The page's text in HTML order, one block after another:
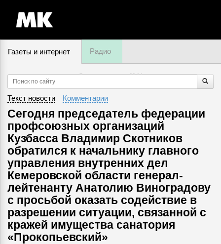
Газеты и интернет Радио
7 августа, пятница,22:14
Текст новости Комментарии
Сегодня председатель федерации
профсоюзных организаций
Кузбасса Владимир Скотников
обратился к начальнику главного
управления внутренних дел
Кемеровской области генерал-
лейтенанту Анатолию Виноградову
с просьбой оказать содействие в
разрешении ситуации, связанной с
кражей имущества санатория
«Прокопьевский»